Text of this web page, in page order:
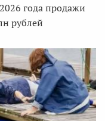
года продажи
рублей